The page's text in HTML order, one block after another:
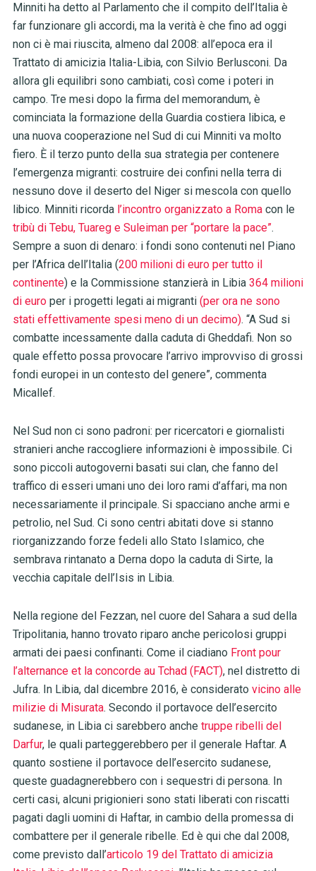
Minniti ha detto al Parlamento che il compito dell’Italia è
far funzionare gli accordi, ma la verità è che fino ad oggi
non ci è mai riuscita, almeno dal 2008: all’epoca era il
Trattato di amicizia Italia-Libia, con Silvio Berlusconi. Da
allora gli equilibri sono cambiati, così come i poteri in
campo. Tre mesi dopo la firma del memorandum, è
cominciata la formazione della Guardia costiera libica, e
una nuova cooperazione nel Sud di cui Minniti va molto
fiero. È il terzo punto della sua strategia per contenere
l’emergenza migranti: costruire dei confini nella terra di
nessuno dove il deserto del Niger si mescola con quello
libico. Minniti ricorda l’incontro organizzato a Romacon le
tribù di Tebu, Tuareg e Suleiman per “portare la pace”.
Sempre a suon di denaro: i fondi sono contenuti nel Piano
per l’Africa dell’Italia (200 milioni di euro per tutto il
continente) e la Commissione stanzierà in Libia 364 milioni
di europer i progetti legati ai migranti (per ora ne sono
stati effettivamente spesi meno di un decimo). “A Sud si
combatte incessamente dalla caduta di Gheddafi. Non so
quale effetto possa provocare l’arrivo improvviso di grossi
fondi europei in un contesto del genere”, commenta
Micallef.
Nel Sud non ci sono padroni: per ricercatori e giornalisti
stranieri anche raccogliere informazioni è impossibile. Ci
sono piccoli autogoverni basati sui clan, che fanno del
traffico di esseri umani uno dei loro rami d’affari, ma non
necessariamente il principale. Si spacciano anche armi e
petrolio, nel Sud. Ci sono centri abitati dove si stanno
riorganizzando forze fedeli allo Stato Islamico, che
sembrava rintanato a Derna dopo la caduta di Sirte, la
vecchia capitale dell’Isis in Libia.
Nella regione del Fezzan, nel cuore del Sahara a sud della
Tripolitania, hanno trovato riparo anche pericolosi gruppi
armati dei paesi confinanti. Come il ciadiano Front pour
l’alternance et la concorde au Tchad (FACT), nel distretto di
Jufra. In Libia, dal dicembre 2016, è considerato vicino alle
milizie di Misurata. Secondo il portavoce dell’esercito
sudanese, in Libia ci sarebbero anche truppe ribelli del
Darfur, le quali parteggerebbero per il generale Haftar. A
quanto sostiene il portavoce dell’esercito sudanese,
queste guadagnerebbero con i sequestri di persona. In
certi casi, alcuni prigionieri sono stati liberati con riscatti
pagati dagli uomini di Haftar, in cambio della promessa di
combattere per il generale ribelle. Ed è qui che dal 2008,
come previsto dall’articolo 19 del Trattato di amicizia